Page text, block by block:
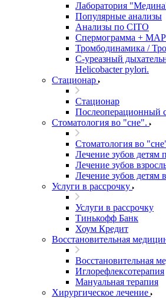
Лаборатория
Популярные анализы
Анализы по CITO
Спермограмма + МАР
Тромбодинамика /
С-уреазный
Helicobacter pylori.
Стационар
Стационар
Послеоперационный
Стоматология во "сне".
Стоматология во
Лечение зубов детям
Лечение зубов
Лечение зубов детям
Услуги в рассрочку
Услуги в рассрочку
Тинькофф Банк
Хоум Кредит
Восстановительная
Восстановительная
Иглорефлексотерапия
Мануальная терапия
Хирургическое лечение